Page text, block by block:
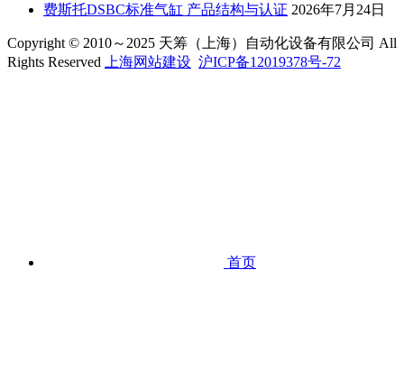
费斯托DSBC标准气缸 产品结构与认证 2026年7月24日
Copyright © 2010～2025 天筹（上海）自动化设备有限公司 All
Rights Reserved
上海网站建设 沪ICP备12019378号-72
首页